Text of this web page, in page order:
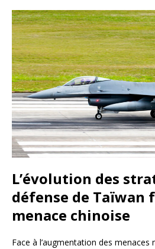
L’évolution des
défense de Taïwan
menace chinoise
Face à l’augmentation des menaces